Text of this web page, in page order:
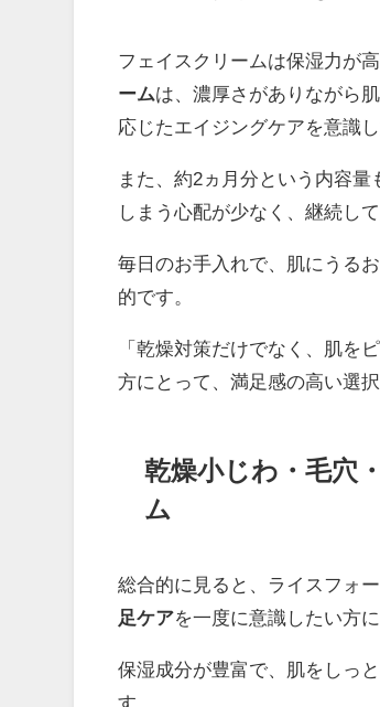
フェイスクリームは保湿力が
ームは、濃厚さがありながら
応じたエイジングケアを意識
また、約2ヵ月分という内容
しまう心配が少なく、継続し
毎日のお手入れで、肌にうる
的です。
「乾燥対策だけでなく、肌を
方にとって、満足感の高い選
乾燥小じわ・毛穴
ム
総合的に見ると、ライスフォ
足ケアを一度に意識したい方
保湿成分が豊富で、肌をしっ
す。